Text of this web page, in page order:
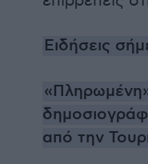
Ειδήσεις
από την